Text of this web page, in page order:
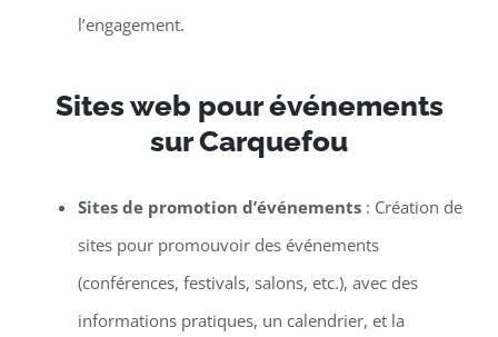
l’engagement.
Sites web pour événements
sur Carquefou
Sites de promotion d’événements: Création de
sites pour promouvoir des événements
(conférences, festivals, salons, etc.), avec des
informations pratiques, un calendrier, et la